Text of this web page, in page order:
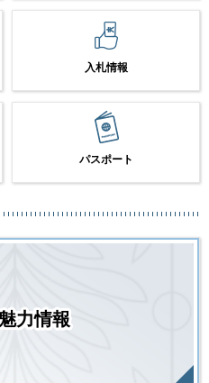
入札情報
パスポート
力情報